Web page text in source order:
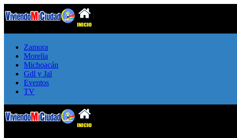
Zamora
Morelia
Michoacán
Gdl y Jal
Eventos
TV